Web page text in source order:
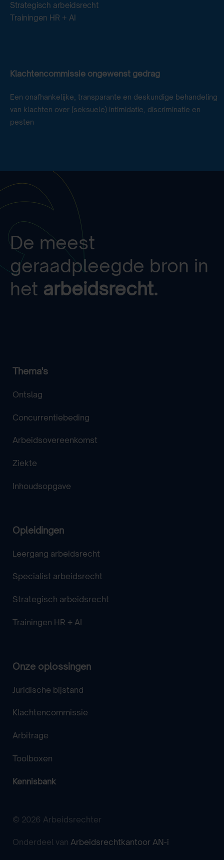
Strategisch arbeidsrecht
Trainingen HR + AI
Klachtencommissie ongewenst gedrag
Een onafhankelijke, transparante en deskundige behandeling
van klachten over (seksuele) intimidatie, discriminatie en
pesten
De meest
geraadpleegde bron in
het arbeidsrecht.
Thema's
Ontslag
Concurrentiebeding
Arbeidsovereenkomst
Ziekte
Inhoudsopgave
Opleidingen
Leergang arbeidsrecht
Specialist arbeidsrecht
Strategisch arbeidsrecht
Trainingen HR + AI
Onze oplossingen
Juridische bijstand
Klachtencommissie
Arbitrage
Toolboxen
Kennisbank
© 2026 Arbeidsrechter
Onderdeel van Arbeidsrechtkantoor AN-i